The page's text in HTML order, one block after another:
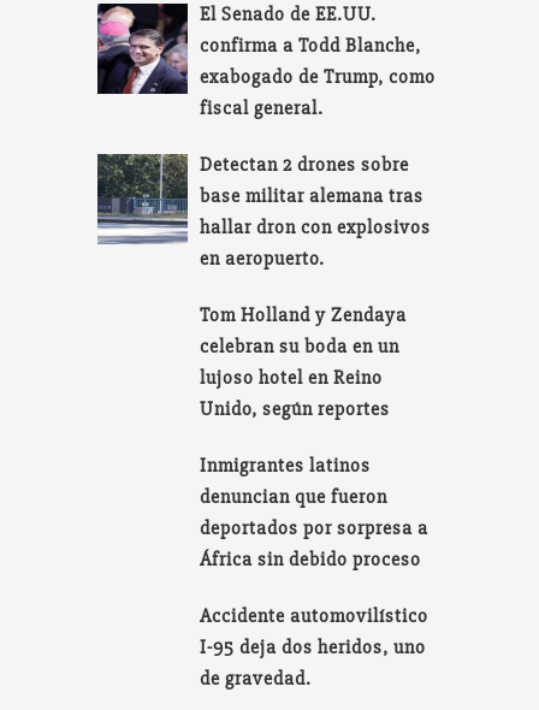
El Senado de EE.UU.
confirma a Todd Blanche,
exabogado de Trump, como
fiscal general.
Detectan 2 drones sobre
base militar alemana tras
hallar dron con explosivos
en aeropuerto.
Tom Holland y Zendaya
celebran su boda en un
lujoso hotel en Reino
Unido, según reportes
Inmigrantes latinos
denuncian que fueron
deportados por sorpresa a
África sin debido proceso
Accidente automovilístico
I-95 deja dos heridos, uno
de gravedad.